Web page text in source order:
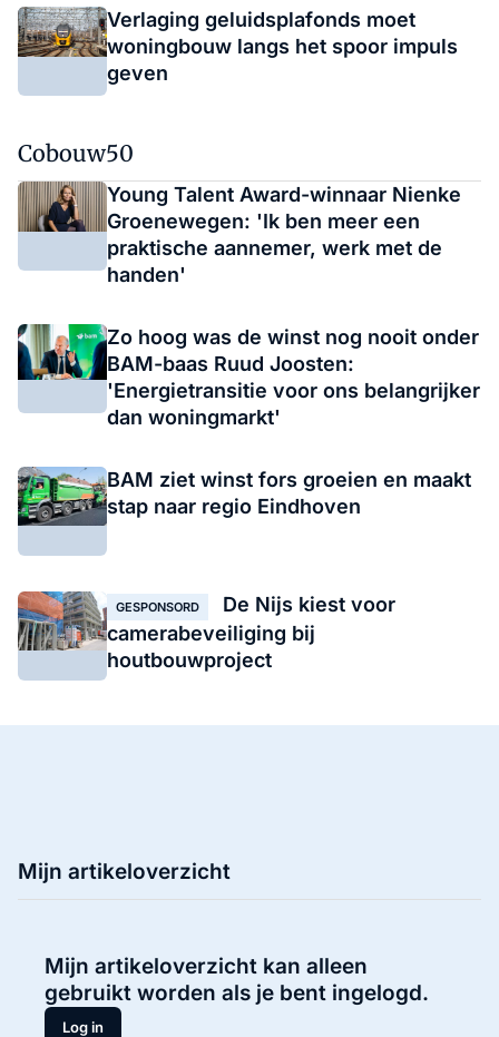
Verlaging geluidsplafonds moet
woningbouw langs het spoor impuls
geven
Cobouw50
Young Talent Award-winnaar Nienke
Groenewegen: 'Ik ben meer een
praktische aannemer, werk met de
handen'
Zo hoog was de winst nog nooit onder
BAM-baas Ruud Joosten:
'Energietransitie voor ons belangrijker
dan woningmarkt'
BAM ziet winst fors groeien en maakt
stap naar regio Eindhoven
GESPONSORD
De Nijs kiest voor
camerabeveiliging bij
houtbouwproject
Mijn artikeloverzicht
Mijn artikeloverzicht kan alleen
gebruikt worden als je bent ingelogd.
Log in